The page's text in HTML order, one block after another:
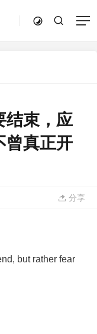
结束，应
曾真正开
分享
but rather fear